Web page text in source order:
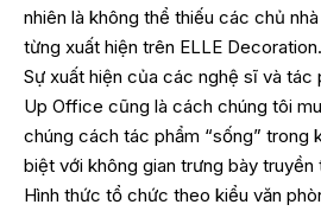
nhiên là không thể thiếu các chủ
từng xuất hiện trên ELLE Decoration.
Sự xuất hiện của các nghệ sĩ và tác
Up Office cũng là cách chúng tôi
chúng cách tác phẩm “sống” trong
biệt với không gian trưng bày truyền
Hình thức tổ chức theo kiểu văn